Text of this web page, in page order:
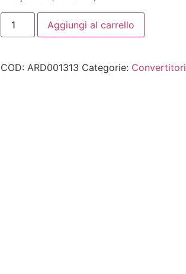
Aggiungi al carrello
COD: ARD001313 Categorie: Convertitori